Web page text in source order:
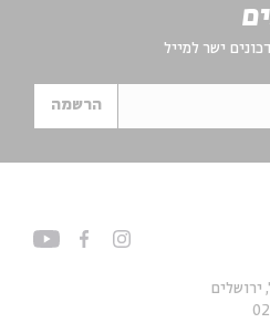
ישר למייל
הרשמה